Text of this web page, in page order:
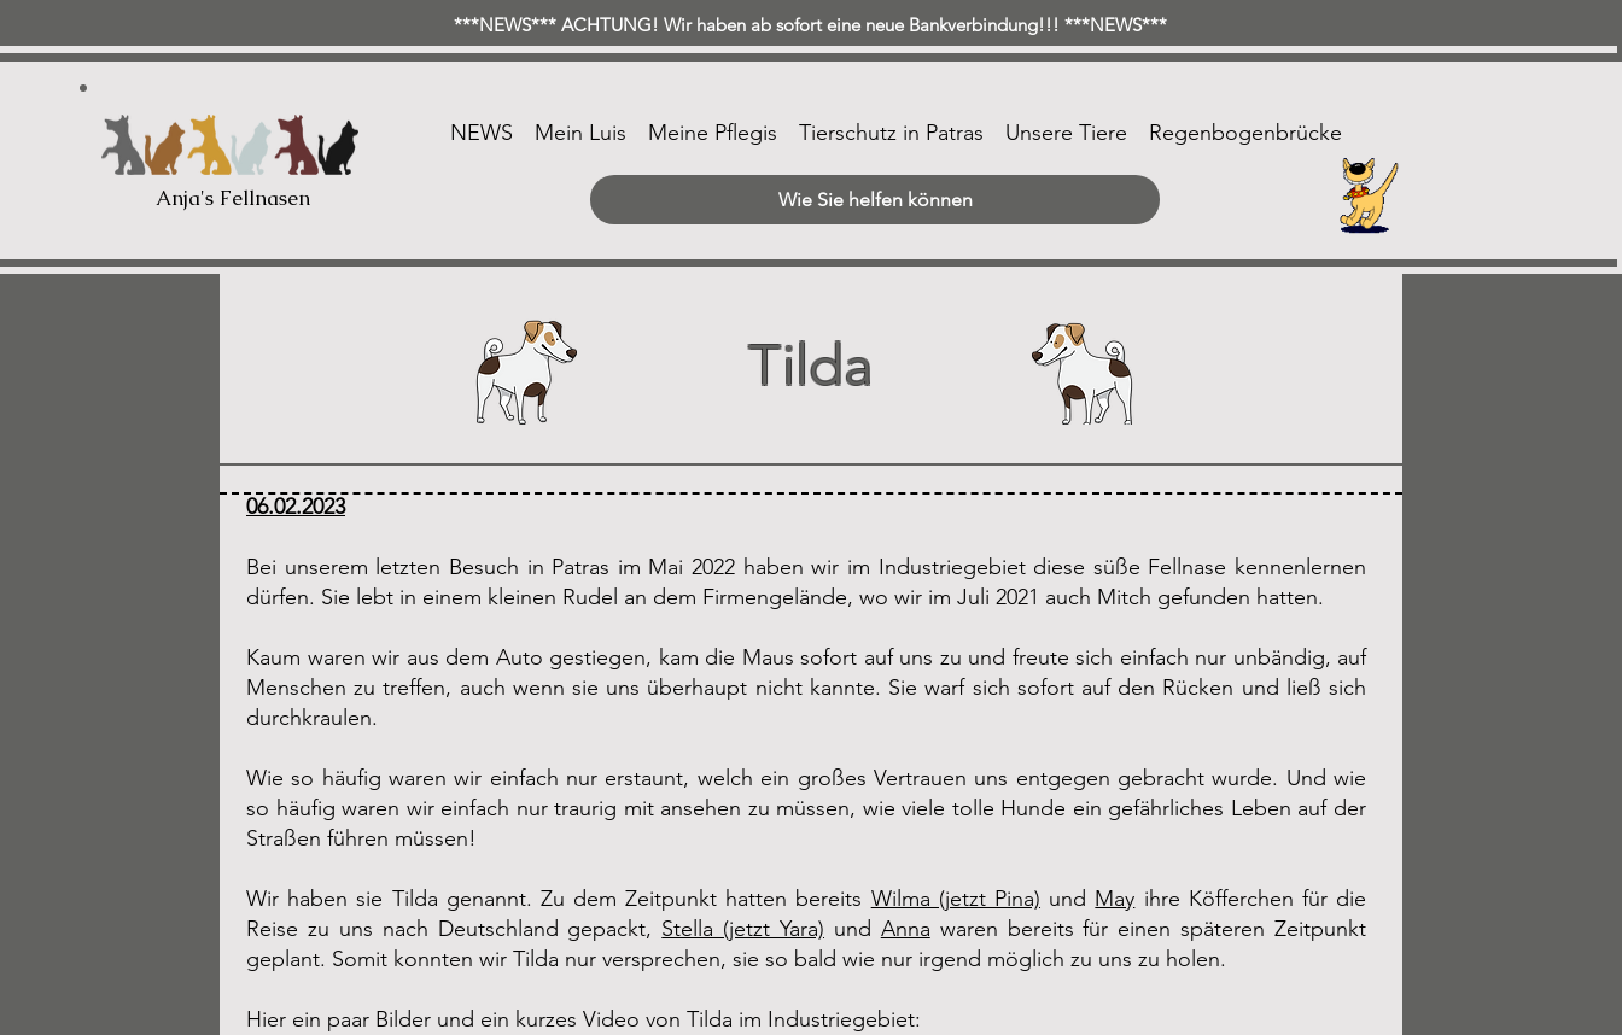
***NEWS*** ACHTUNG! Wir haben ab sofort eine neue Bankverbindung!!! ***NEWS***
Anja's Fellnasen
NEWS Mein Luis Meine Pflegis Tierschutz in Patras Unsere Tiere Regenbogenbrücke
Wie Sie helfen können
Tilda
06.02.2023
Bei unserem letzten Besuch in Patras im Mai 2022 haben wir im Industriegebiet diese süße Fellnase kennenlernen
dürfen. Sie lebt in einem kleinen Rudel an dem Firmengelände, wo wir im Juli 2021 auch Mitch gefunden hatten.
Kaum waren wir aus dem Auto gestiegen, kam die Maus sofort auf uns zu und freute sich einfach nur unbändig, auf
Menschen zu treffen, auch wenn sie uns überhaupt nicht kannte. Sie warf sich sofort auf den Rücken und ließ sich
durchkraulen.
Wie so häufig waren wir einfach nur erstaunt, welch ein großes Vertrauen uns entgegen gebracht wurde. Und wie
so häufig waren wir einfach nur traurig mit ansehen zu müssen, wie viele tolle Hunde ein gefährliches Leben auf der
Straßen führen müssen!
Wir haben sie Tilda genannt. Zu dem Zeitpunkt hatten bereits Wilma (jetzt Pina) und May ihre Köfferchen für die
Reise zu uns nach Deutschland gepackt, Stella (jetzt Yara) und Anna waren bereits für einen späteren Zeitpunkt
geplant. Somit konnten wir Tilda nur versprechen, sie so bald wie nur irgend möglich zu uns zu holen.
Hier ein paar Bilder und ein kurzes Video von Tilda im Industriegebiet: